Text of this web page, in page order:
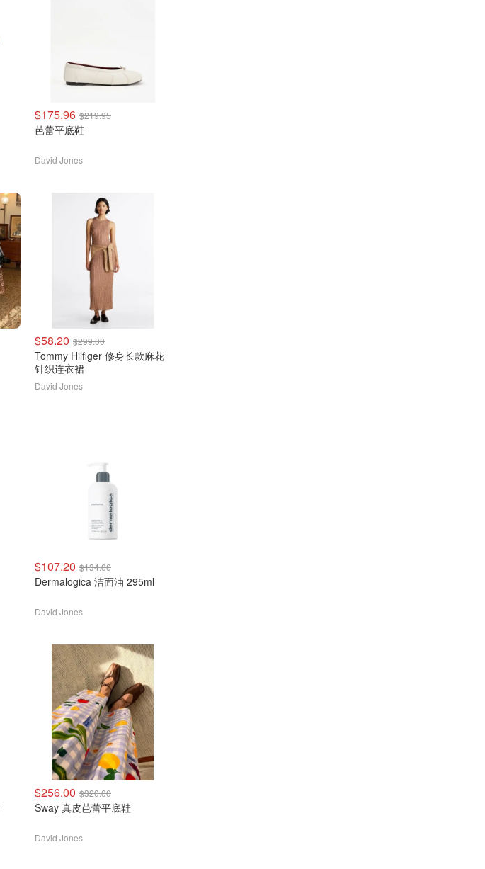
$175.96 $219.95
芭蕾平底鞋
David Jones
$58.20 $299.00
Tommy Hilfiger 修身长款麻花
针织连衣裙
David Jones
$107.20 $134.00
Dermalogica 洁面油 295ml
David Jones
$256.00 $320.00
Sway 真皮芭蕾平底鞋
David Jones